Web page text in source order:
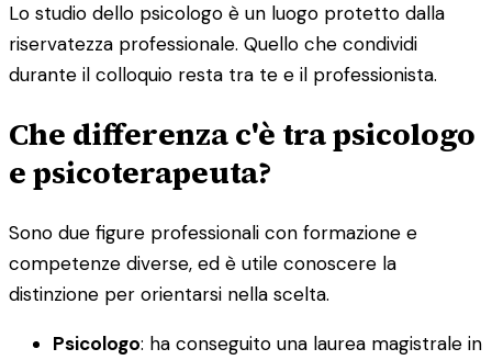
Lo studio dello psicologo è un luogo protetto dalla
riservatezza professionale. Quello che condividi
durante il colloquio resta tra te e il professionista.
Che differenza c'è tra psicologo
e psicoterapeuta?
Sono due figure professionali con formazione e
competenze diverse, ed è utile conoscere la
distinzione per orientarsi nella scelta.
Psicologo: ha conseguito una laurea magistrale in